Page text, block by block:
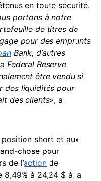
en toute sécurité.
portons à notre
de titres de
pour des emprunts
Bank, d’autres
Federal Reserve
être vendu si
des liquidités pour
des clients», a
position short et aux
chose pour
de l’action de
8,49% à 24,24 $ à la